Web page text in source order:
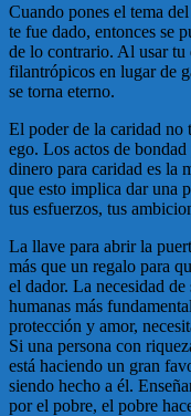
Cuando pones el tema
te fue dado, entonces se
de lo contrario. Al usar
filantrópicos en lugar de
se torna eterno.
El poder de la caridad no
ego. Los actos de
dinero para caridad es la
que esto implica dar una
tus esfuerzos, tus
La llave para abrir la
más que un regalo para
el dador. La necesidad de
humanas más
protección y amor,
Si una persona con
está haciendo un gran
siendo hecho a él.
por el pobre, el pobre